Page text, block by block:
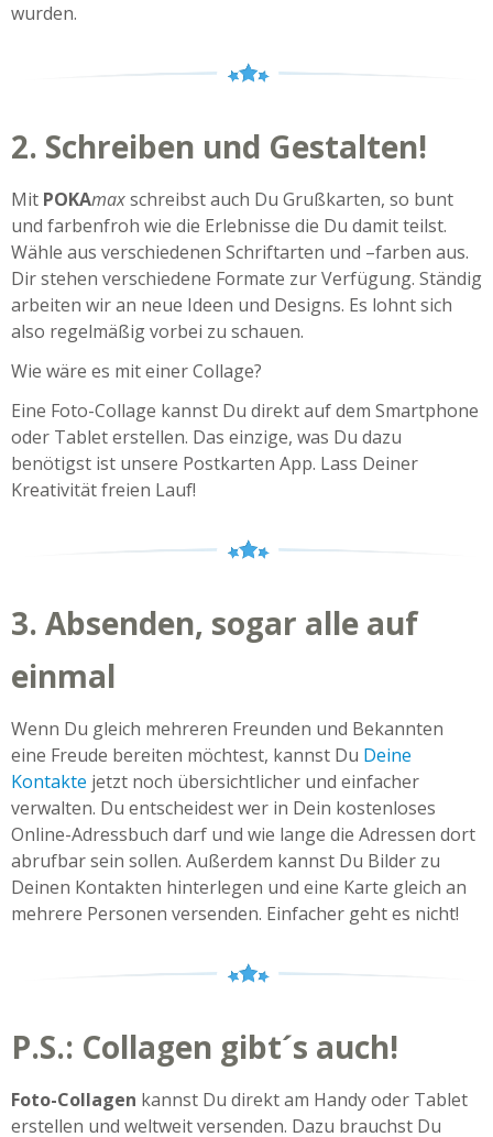
wurden.
2. Schreiben und Gestalten!
Mit POKAmaxschreibst auch Du Grußkarten, so bunt
und farbenfroh wie die Erlebnisse die Du damit teilst.
Wähle aus verschiedenen Schriftarten und –farben aus.
Dir stehen verschiedene Formate zur Verfügung. Ständig
arbeiten wir an neue Ideen und Designs. Es lohnt sich
also regelmäßig vorbei zu schauen.
Wie wäre es mit einer Collage?
Eine Foto-Collage kannst Du direkt auf dem Smartphone
oder Tablet erstellen. Das einzige, was Du dazu
benötigst ist unsere Postkarten App. Lass Deiner
Kreativität freien Lauf!
3. Absenden, sogar alle auf
einmal
Wenn Du gleich mehreren Freunden und Bekannten
eine Freude bereiten möchtest, kannst Du Deine
Kontakte jetzt noch übersichtlicher und einfacher
verwalten. Du entscheidest wer in Dein kostenloses
Online-Adressbuch darf und wie lange die Adressen dort
abrufbar sein sollen. Außerdem kannst Du Bilder zu
Deinen Kontakten hinterlegen und eine Karte gleich an
mehrere Personen versenden. Einfacher geht es nicht!
P.S.: Collagen gibt´s auch!
Foto-Collagen kannst Du direkt am Handy oder Tablet
erstellen und weltweit versenden. Dazu brauchst Du